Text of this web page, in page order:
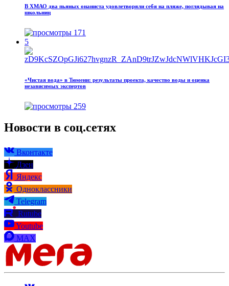
В ХМАО два пьяных онаниста удовлетворяли себя на пляже, поглядывая на
школьниц
171
5
«Чистая вода» в Тюмени: результаты проекта, качество воды и оценка
независимых экспертов
259
Новости в соц.сетях
Вконтакте
Дзен
Яндекс
Одноклассники
Telegram
Rutube
Youtube
MAX